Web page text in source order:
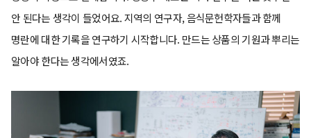
안 된다는 생각이 들었어요. 지역의 연구자, 음식문헌학자들과 함께
명란에 대한 기록을 연구하기 시작합니다. 만드는 상품의 기원과 뿌리는
알아야 한다는 생각에서였죠.